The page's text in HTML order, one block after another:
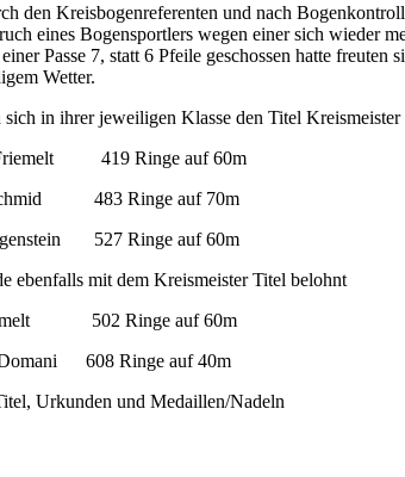
den Kreisbogenreferenten und nach
eines Bogensportlers wegen einer sich wieder
Passe 7, statt 6 Pfeile geschossen hatte
Wetter.
in ihrer jeweiligen Klasse den Titel Kreismeister
419 Ringe auf 60m
483 Ringe auf 70m
527 Ringe auf 60m
ebenfalls mit dem Kreismeister Titel belohnt
502 Ringe auf 60m
608 Ringe auf 40m
Urkunden und Medaillen/Nadeln